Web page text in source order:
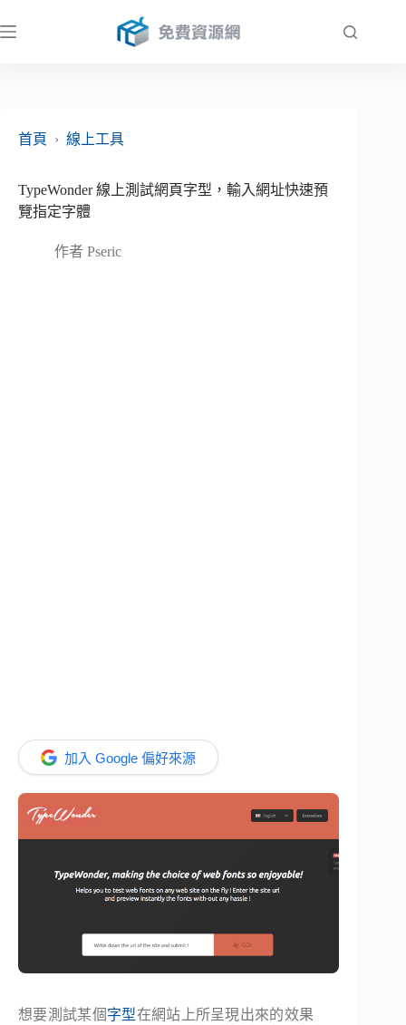
至
首頁
› 線上工具
TypeWonder 線上測試網頁字型，輸入網址快速預
覽指定字體
作者 Pseric
加入 Google 偏好來源
想要測試某個 字型在網站上所呈現出來的效果